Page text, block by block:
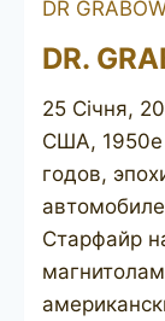
DR
DR.
25 Січня,
США, 1950е
годов,
Старфайр